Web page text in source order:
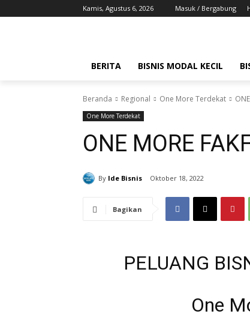
Kamis, Agustus 6, 2026 Masuk / Bergabung
BERITA BISNIS MODAL KECIL
Beranda Regional One More Terdekat
One More Terdekat
ONE MORE
By Ide Bisnis Oktober 18, 2022
Bagikan
PELUANG
One